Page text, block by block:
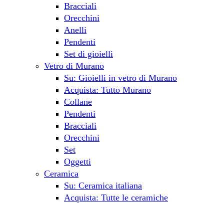
Bracciali
Orecchini
Anelli
Pendenti
Set di gioielli
Vetro di Murano
Su: Gioielli in vetro di Murano
Acquista: Tutto Murano
Collane
Pendenti
Bracciali
Orecchini
Set
Oggetti
Ceramica
Su: Ceramica italiana
Acquista: Tutte le ceramiche